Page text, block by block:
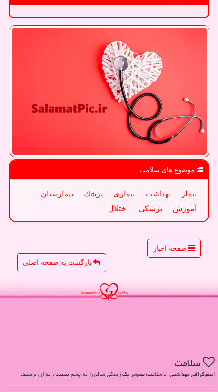
موضوع های سلامت
بیمار بهداشت بیماری پزشك
بیمارستان
آموزش
پزشكی اختلال
صفحه اخبار
بازگشت به صفحه اصلی
سلامت
اینفوگرافی بهداشتی. با سلامت، تصویر یک زندگی سالم را به چشم ببینید و به آن برسید.